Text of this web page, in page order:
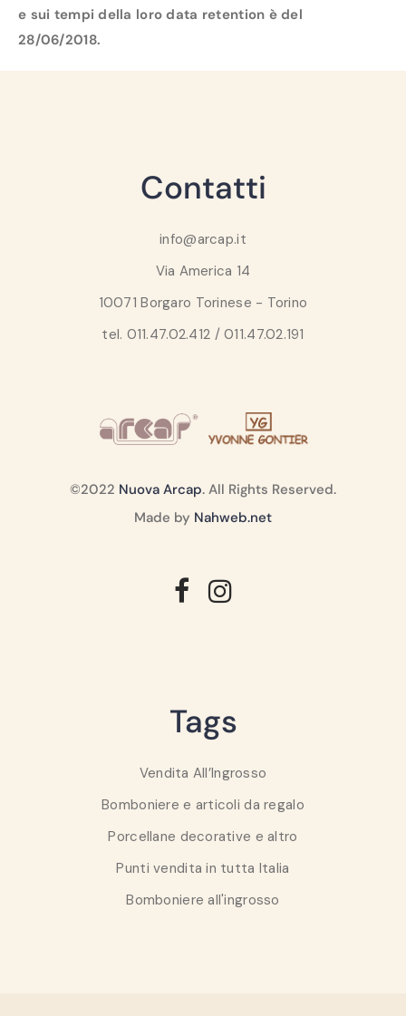
e sui tempi della loro data retention èdel
28/06/2018.
Contatti
info@arcap.it
Via America 14
10071 Borgaro Torinese - Torino
tel. 011.47.02.412 / 011.47.02.191
©2022 Nuova Arcap. All Rights Reserved.
Made by Nahweb.net
Tags
Vendita All’Ingrosso
Bomboniere e articoli da regalo
Porcellane decorative e altro
Punti vendita in tutta Italia
Bomboniere all'ingrosso